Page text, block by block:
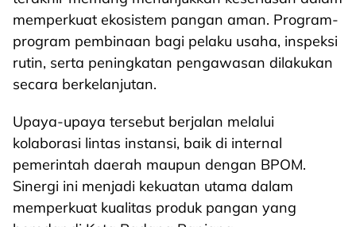
memperkuat ekosistem pangan aman. Program-
program pembinaan bagi pelaku usaha, inspeksi
rutin, serta peningkatan pengawasan dilakukan
secara berkelanjutan.
Upaya-upaya tersebut berjalan melalui
kolaborasi lintas instansi, baik di internal
pemerintah daerah maupun dengan BPOM.
Sinergi ini menjadi kekuatan utama dalam
memperkuat kualitas produk pangan yang